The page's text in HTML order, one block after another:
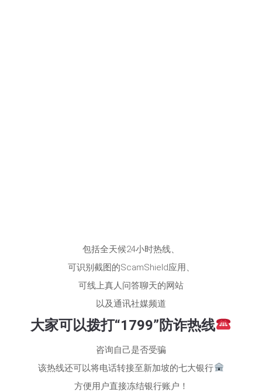
包括全天候24小时热线、
可识别截图的ScamShield应用、
可线上真人问答聊天的网站
以及通讯社媒频道
大家可以拨打“1799”防诈热线
咨询自己是否受骗
该热线还可以将电话转接至新加坡的七大银行
方便用户直接冻结银行账户！